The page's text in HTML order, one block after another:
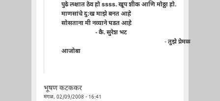
पुढे लक्षात ठेव हो ssss. खूप शीक आणि मोठ्ठा हो.
माणसांचे दु:ख माझे बनत आहे
सोसताना मी नव्याने घडत आहे
- कै. सुरेश भट
-तुझे प्रेमळ
आजोबा
भूषण कटककर
मंगळ, 02/09/2008 - 16:41